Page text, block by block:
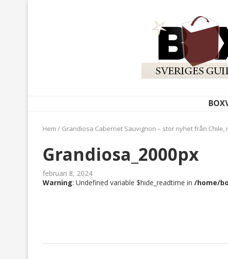
Hem / Grandiosa Cabernet Sauvignon – stor nyhet från Chile,
Grandiosa_2000px
februari 8, 2024
Warning: Undefined variable $hide_readtime in /home/